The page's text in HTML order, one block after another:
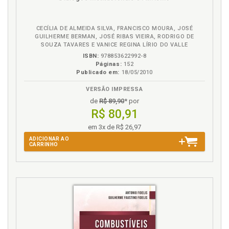
5 DEFINIÇÃO DAS PALAVRAS-CHAVE OU UNITERMOS, p.
104
6 ANÁLISE DOS DADOS COLETADOS, p. 105
7 INTERPRETAÇÃO DOS DADOS COLETADOS, p. 106
8 TABULAÇÃO DOS DADOS COLETADOS, p. 107
9 COMPILAÇÃO, p. 108
10 PREPARAÇÃO PARA A REDAÇÃO, p. 108
Capítulo 07 - FICHAMENTO TRADICIONAL E FICHAMENTO
COMPUTADORIZADO, p. 109
1 INTRODUÇÃO, p. 109
2 FICHAMENTO TRADICIONAL, p. 110
2.3 Ficha de Citação, p. 116
2.4 Ficha de Rascunho, p. 118
2.6 Observações Finais Sobre Fichamento Tradicional,
CECÍLIA DE ALMEIDA SILVA, FRANCISCO MOURA, JOSÉ
GUILHERME BERMAN, JOSÉ RIBAS VIEIRA, RODRIGO DE
SOUZA TAVARES E VANICE REGINA LÍRIO DO VALLE
ISBN: 978853622992-8
Páginas: 152
Publicado em: 18/05/2010
VERSÃO IMPRESSA
de R$ 89,90* por
R$ 80,91
em 3x de R$ 26,97
ADICIONAR AO
CARRINHO